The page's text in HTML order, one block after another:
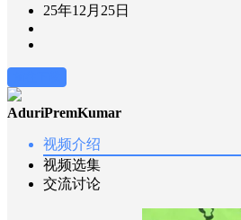
25年12月25日
AduriPremKumar
视频介绍
视频选集
交流讨论